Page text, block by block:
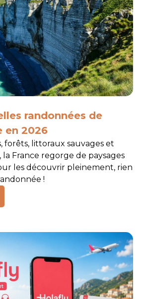
randonnées de
en 2026
forêts, littoraux sauvages et
la France regorge de paysages
les découvrir pleinement, rien
!